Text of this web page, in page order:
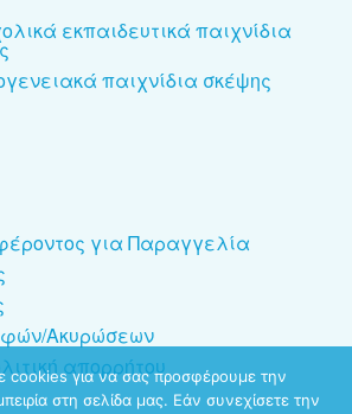
εκπαιδευτικά παιχνίδια
παιχνίδια σκέψης
για Παραγγελία
Ακυρώσεων
απορρήτου
cookies για να σας προσφέρουμε την
στη σελίδα μας. Εάν συνεχίσετε την